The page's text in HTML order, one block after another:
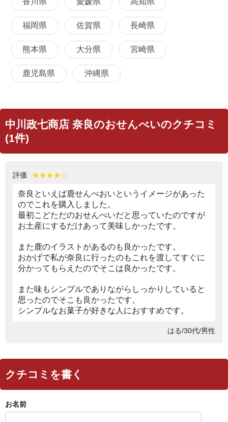
福岡県 佐賀県 長崎県
熊本県 大分県 宮崎県
鹿児島県 沖縄県
中川政七商店 奈良のおせんべいのクチコミ
(1件)
評価 ★★★★☆
奈良といえば鹿せんべおいというイメージがあった
のでこれを購入しました。
最初こどただのおせんべいだと思っていたのですが
お土産にするだけあって美味しかったです。
また鹿のイラストがあるのも良かったです。
おかげで私が奈良に行ったのもこれを渡してすぐに
分かってもらえたのでそこは良かったです。
また味もシンプルでありながらしっかりしていると
思ったのでそこも良かったです。
シンプルなお菓子が好きな人におすすめです。
はる/30代/男性
クチコミを書く
お名前